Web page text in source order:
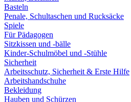
Basteln
Penale, Schultaschen und Rucksäcke
Spiele
Für Pädagogen
Sitzkissen und -bälle
Kinder-Schulmöbel und -Stühle
Sicherheit
Arbeitsschutz, Sicherheit & Erste Hilfe
Arbeitshandschuhe
Bekleidung
Hauben und Schürzen